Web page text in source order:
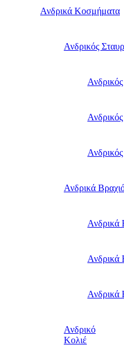
Ανδρικά Κοσμήματα
Ανδρικός
Ανδρικά
Ανδρικά
Ανδρικά
Ανδρικά
Ανδρικό
Κολιέ